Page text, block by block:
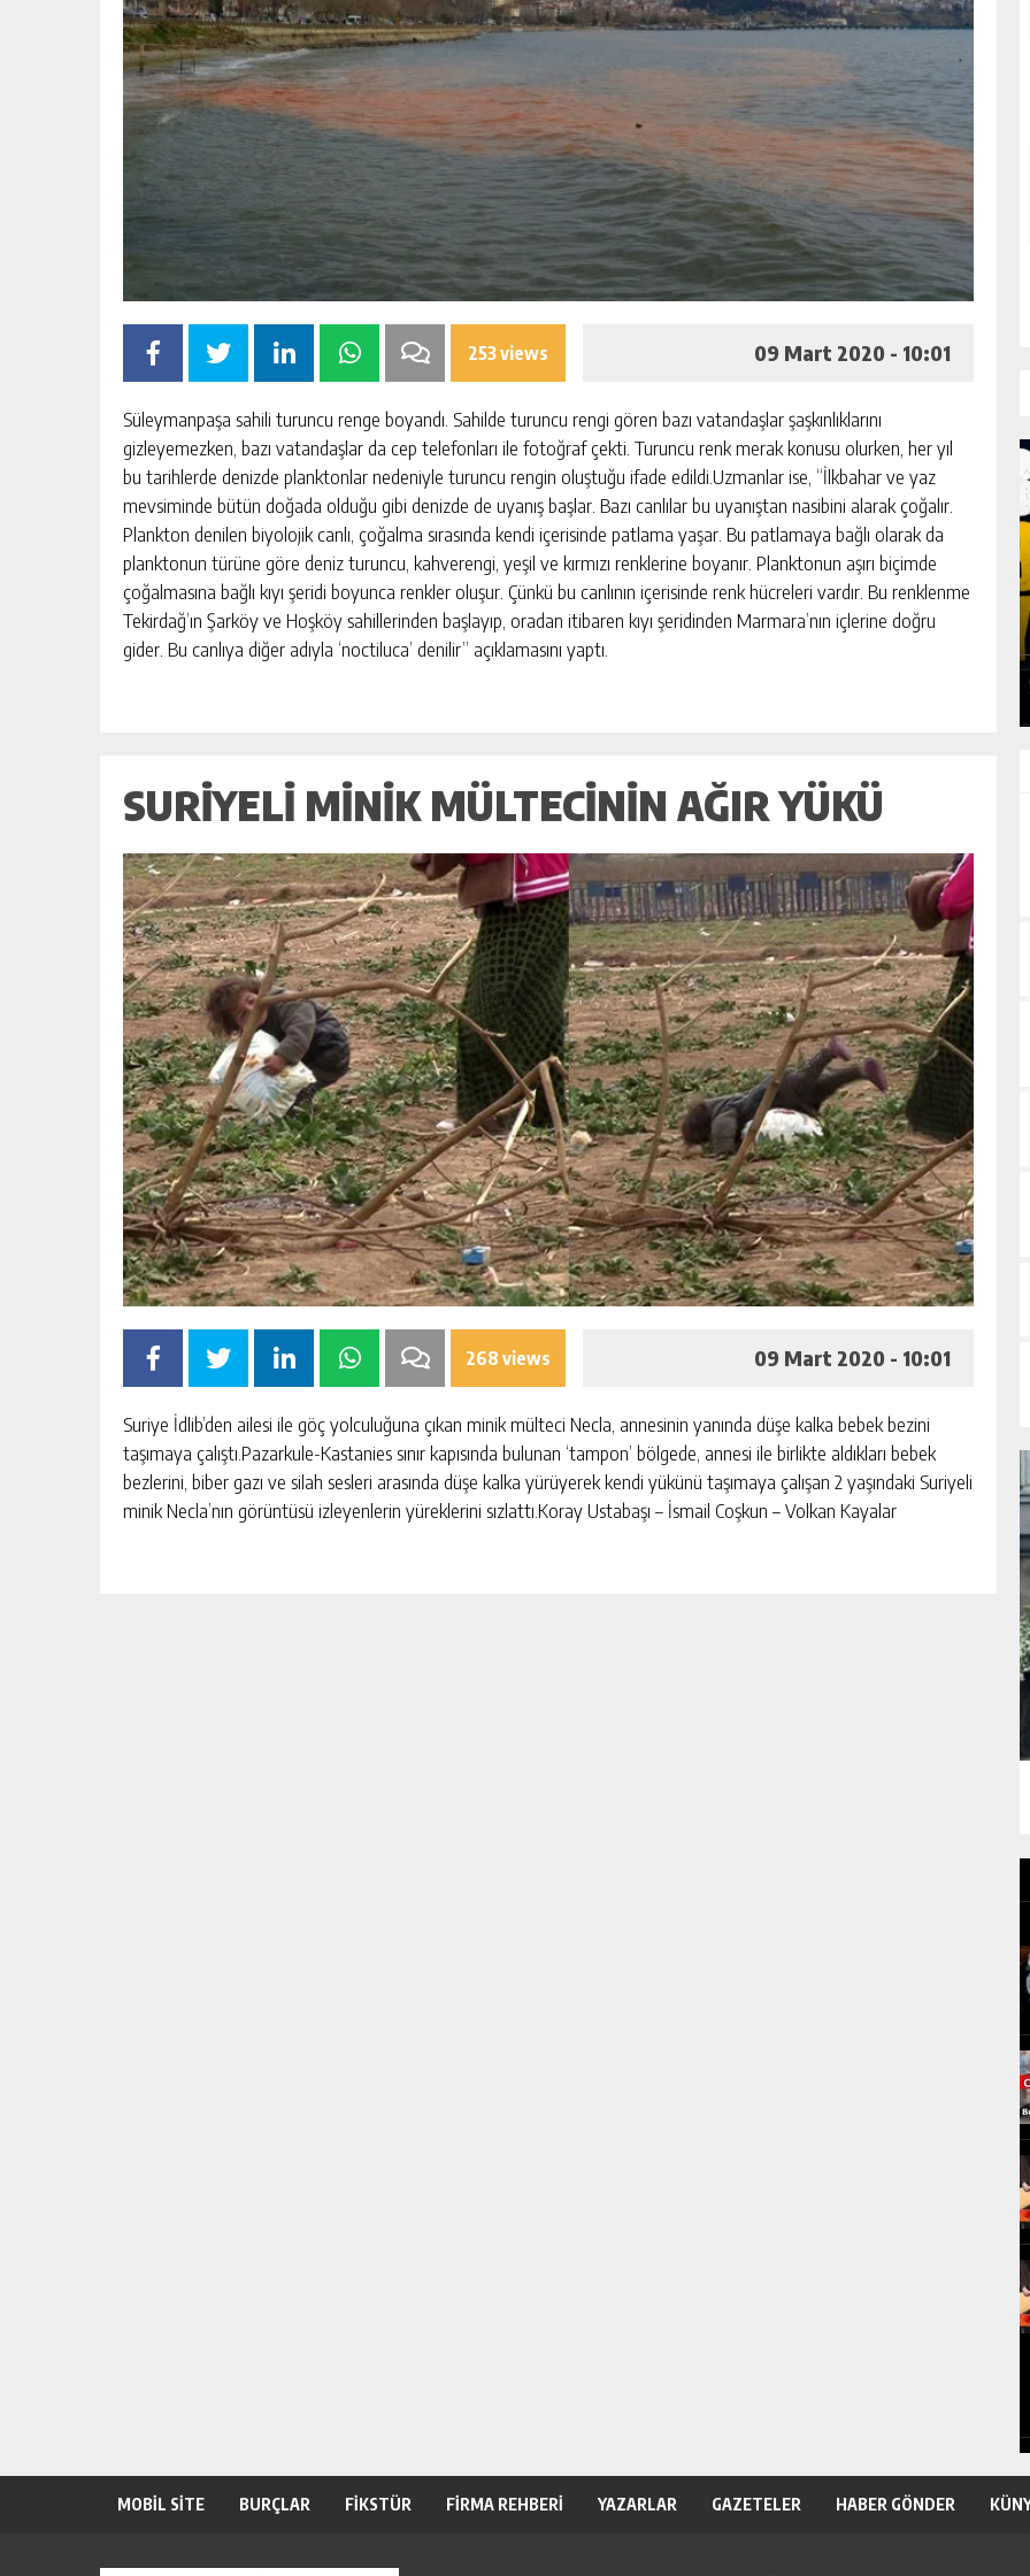
253 views 09 Mart 2020 - 10:01
Süleymanpaşa sahili turuncu renge boyandı. Sahilde turuncu rengi gören bazı vatandaşlar şaşkınlıklarını
gizleyemezken, bazı vatandaşlar da cep telefonları ile fotoğraf çekti. Turuncu renk merak konusu olurken, her yıl
bu tarihlerde denizde planktonlar nedeniyle turuncu rengin oluştuğu ifade edildi.Uzmanlar ise, “İlkbahar ve yaz
mevsiminde bütün doğada olduğu gibi denizde de uyanış başlar. Bazı canlılar bu uyanıştan nasibini alarak çoğalır.
Plankton denilen biyolojik canlı, çoğalma sırasında kendi içerisinde patlama yaşar. Bu patlamaya bağlı olarak da
planktonun türüne göre deniz turuncu, kahverengi, yeşil ve kırmızı renklerine boyanır. Planktonun aşırı biçimde
çoğalmasına bağlı kıyı şeridi boyunca renkler oluşur. Çünkü bu canlının içerisinde renk hücreleri vardır. Bu renklenme
Tekirdağ’ın Şarköy ve Hoşköy sahillerinden başlayıp, oradan itibaren kıyı şeridinden Marmara’nın içlerine doğru
gider. Bu canlıya diğer adıyla ‘noctiluca’ denilir” açıklamasını yaptı.
SURIYELI MINIK MÜLTECININ AĞIR YÜKÜ
268 views 09 Mart 2020 - 10:01
Suriye İdlib’den ailesi ile göç yolculuğuna çıkan minik mülteci Necla, annesinin yanında düşe kalka bebek bezini
taşımaya çalıştı.Pazarkule-Kastanies sınır kapısında bulunan ‘tampon’ bölgede, annesi ile birlikte aldıkları bebek
bezlerini, biber gazı ve silah sesleri arasında düşe kalka yürüyerek kendi yükünü taşımaya çalışan 2 yaşındaki Suriyeli
minik Necla’nın görüntüsü izleyenlerin yüreklerini sızlattı.Koray Ustabaşı – İsmail Coşkun – Volkan Kayalar
GÜNLÜK HABER AKIŞI
HAYIRSEVER İŞ İNSANI MEHMET ASLAN:
“ÇANAKKALE, BIR MILLETIN YENIDEN
DOĞUŞUDUR”
ERUH-DER PIKNIĞINDE BARIŞ, BIRLIK VE
DAYANIŞMA ÖNE ÇIKTI
MOBİL SİTE BURÇLAR FİKSTÜR FİRMA REHBERİ YAZARLAR GAZETELER HABER GÖNDER